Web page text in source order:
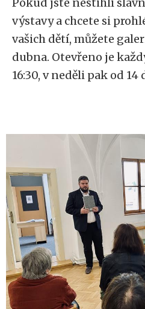
výstavy a chcete si
vašich dětí, můžete
dubna. Otevřeno je
16:30, v neděli pak od 14